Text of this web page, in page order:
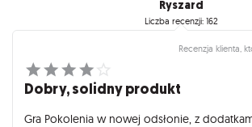
Ryszard
Liczba recenzji: 162
Recenzja klienta,
Dobry, solidny produkt
Gra Pokolenia w nowej odsłonie, z